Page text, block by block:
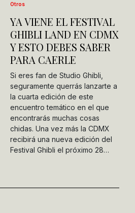
Otros
YA VIENE EL FESTIVAL
GHIBLI LAND EN CDMX
Y ESTO DEBES SABER
PARA CAERLE
Si eres fan de Studio Ghibli,
seguramente querrás lanzarte a
la cuarta edición de este
encuentro temático en el que
encontrarás muchas cosas
chidas. Una vez más la CDMX
recibirá una nueva edición del
Festival Ghibli el próximo 28…